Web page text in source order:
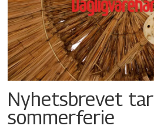
Nyhetsbrevet tar
sommerferie